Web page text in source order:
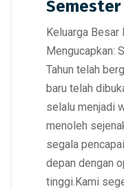
Semester
Keluarga
Mengucapkan:
Tahun telah
baru telah
selalu menjadi
menoleh
segala
depan dengan
tinggi.Kami